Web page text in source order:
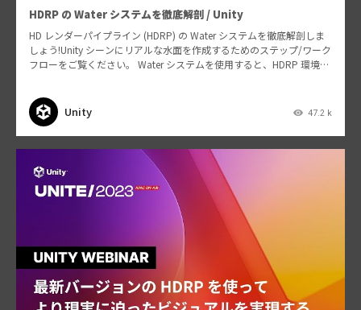
HDRP の Water システムを徹底解剖 / Unity
HD レンダーパイプライン (HDRP) の Water システムを徹底解剖しま
しょう!Unity シーンにリアルな水面を作成するためのステップ/ワーク
フローをご覧ください。 Water システムを使用すると、HDRP 環境に
Unity 47.2 k